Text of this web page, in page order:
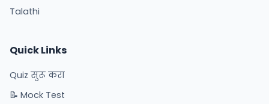
Talathi
Quick Links
Quiz सुरू करा
📝 Mock Test